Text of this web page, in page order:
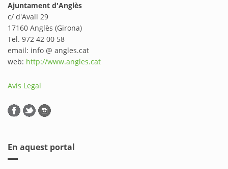
Ajuntament d'Anglès
c/ d'Avall 29
17160 Anglès (Girona)
Tel. 972 42 00 58
email: info @ angles.cat
web: http://www.angles.cat
Avís Legal
En aquest portal